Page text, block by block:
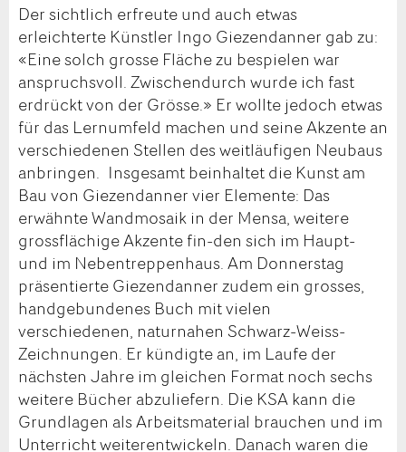
Der sichtlich erfreute und auch etwas
erleichterte Künstler Ingo Giezendanner gab zu:
«Eine solch grosse Fläche zu bespielen war
anspruchsvoll. Zwischendurch wurde ich fast
erdrückt von der Grösse.» Er wollte jedoch etwas
für das Lernumfeld machen und seine Akzente an
verschiedenen Stellen des weitläufigen Neubaus
anbringen. Insgesamt beinhaltet die Kunst am
Bau von Giezendanner vier Elemente: Das
erwähnte Wandmosaik in der Mensa, weitere
grossflächige Akzente fin-den sich im Haupt-
und im Nebentreppenhaus. Am Donnerstag
präsentierte Giezendanner zudem ein grosses,
handgebundenes Buch mit vielen
verschiedenen, naturnahen Schwarz-Weiss-
Zeichnungen. Er kündigte an, im Laufe der
nächsten Jahre im gleichen Format noch sechs
weitere Bücher abzuliefern. Die KSA kann die
Grundlagen als Arbeitsmaterial brauchen und im
Unterricht weiterentwickeln. Danach waren die